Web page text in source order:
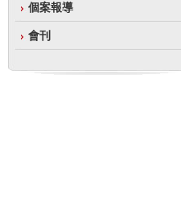
個案報導
會刊